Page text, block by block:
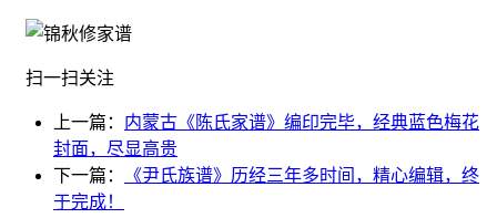
扫一扫关注
上一篇： 内蒙古《陈氏家谱》编印完毕，经典蓝色梅花
封面，尽显高贵
下一篇：
《尹氏族谱》历经三年多时间，精心编辑，终
于完成！